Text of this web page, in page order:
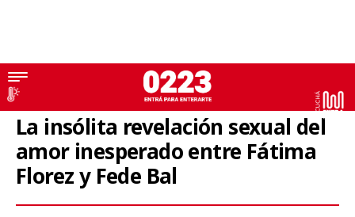
Revelación
La insólita revelación sexual del
amor inesperado entre Fátima
Florez y Fede Bal